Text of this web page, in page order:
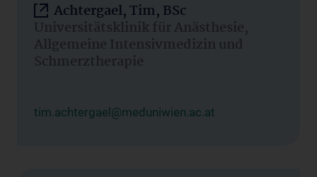
Achtergael, Tim, BSc
Universitätsklinik für Anästhesie,
Allgemeine Intensivmedizin und
Schmerztherapie
tim.achtergael@meduniwien.ac.at